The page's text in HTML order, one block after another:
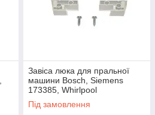
Завіса люка для пральної
машини Bosch, Siemens
173385, Whirlpool
481941719341, 60mm
Під замовлення